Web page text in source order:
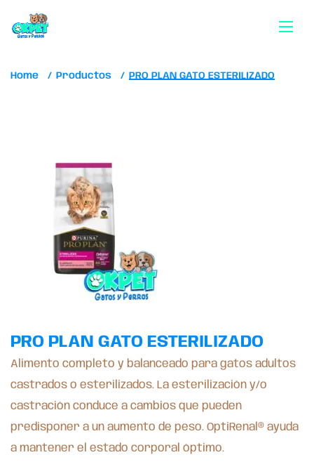
Home Productos PRO PLAN GATO ESTERILIZADO
PRO PLAN GATO ESTERILIZADO
Alimento completo y balanceado para gatos adultos
castrados o esterilizados. La esterilización y/o
castración conduce a cambios que pueden
predisponer a un aumento de peso. OptiRenal® ayuda
a mantener el estado corporal óptimo.